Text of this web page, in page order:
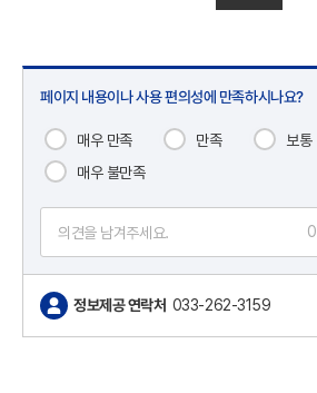
페이지 내용이나 사용 편의성에 만족하시나요?
매우 만족 만족 보통
매우 불만족
0
정보제공 연락처 033-262-3159